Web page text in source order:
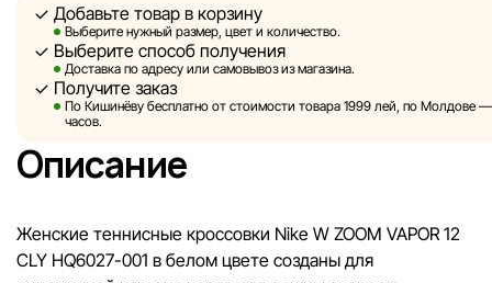
Sportlandia оставляет за собой право в одностороннем
без предварительного уведомления вносить изменения в
характеристики и потребительские свойства товаров.
Изображения, представленные на сайте, являются
Общая информация о товарах предоставляется в
Цены на товары, а также условия предоставления скидок,
подарков, рассрочки и кредитования могут быть
Добавьте товар в корзину
Выберите нужный размер, цвет и количество.
Выберите способ получения
Доставка по адресу или самовывоз из магазина.
Получите заказ
По Кишинёву бесплатно от стоимости товара 1999 лей, по Молдове —
часов.
Описание
Женские теннисные кроссовки Nike W ZOOM VAPOR 12
CLY HQ6027-001 в белом цвете созданы для